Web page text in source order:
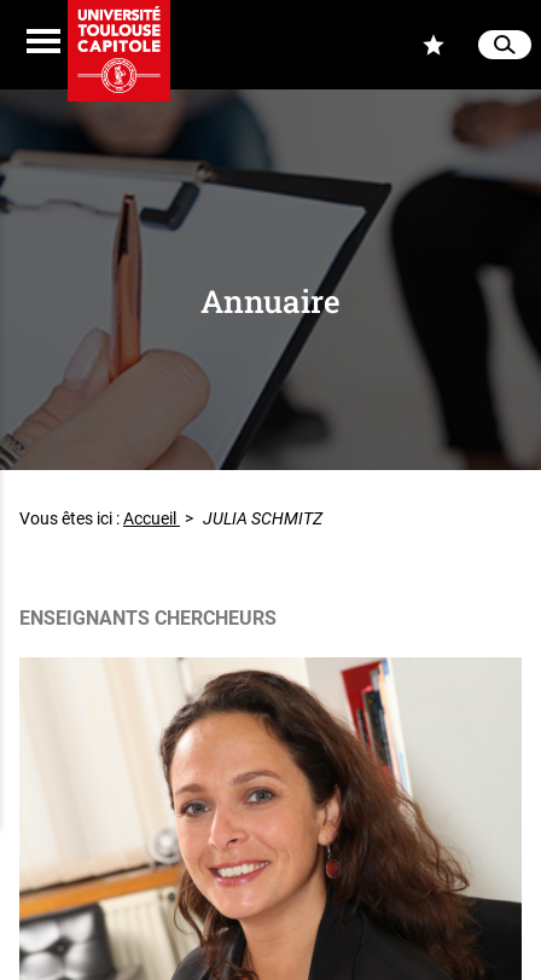
Menu
Annuaire
Vous êtes ici :Accueil > JULIA SCHMITZ
ENSEIGNANTS CHERCHEURS